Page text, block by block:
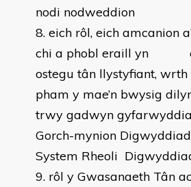
nodi nodweddion
eich rôl, eich amcanion
chi a phobl eraill yn
ostegu tân llystyfiant,
pham y mae’n bwysig
trwy gadwyn
Gorch-mynion
System Rheoli
rôl y Gwasanaeth Tân